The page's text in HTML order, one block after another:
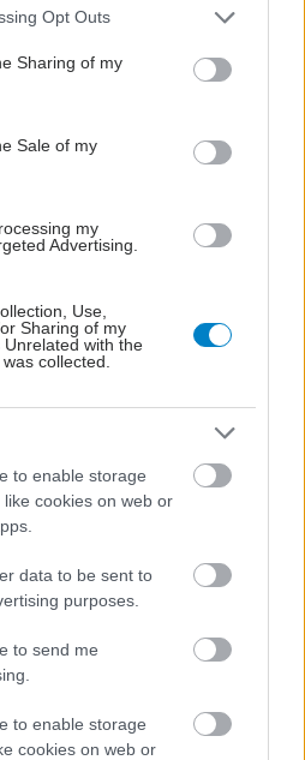
app uses one or more Google
behaviour. You may click to
and its third-party tags to
purposes in below Google
Opt Outs
Sharing of my
Sale of my
my
Advertising.
Use,
Sharing of my
with the
collected.
to enable storage
cookies on web or
data to be sent to
purposes.
to send me
to enable storage
cookies on web or
Loading...
Σχολίου